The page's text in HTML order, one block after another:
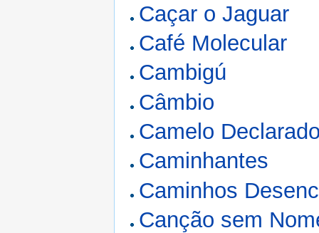
Caçar o Jaguar
Café Molecular
Cambigú
Câmbio
Camelo
Caminhantes
Caminhos
Canção sem